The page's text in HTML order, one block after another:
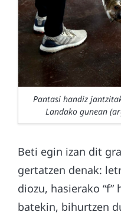
Pantasi handiz
Landako gunean
Beti egin izan dit
gertatzen denak:
diozu, hasierako “f”
batekin, bihurtzen